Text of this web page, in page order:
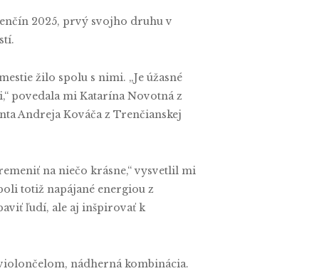
2025, prvý svojho druhu v
žilo spolu s nimi. „Je úžasné
povedala mi Katarína Novotná z
Andreja Kováča z Trenčianskej
na niečo krásne,“ vysvetlil mi
totiž napájané energiou z
ľudí, ale aj inšpirovať k
nádherná kombinácia.